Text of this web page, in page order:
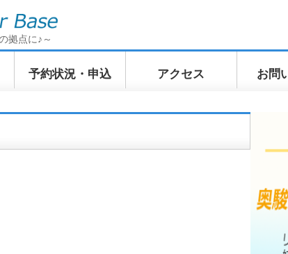
拠点に♪～
ぷかぷ
予約状況・申込 アクセス お問